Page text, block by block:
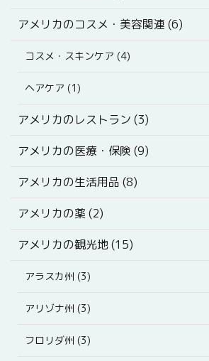
アメリカのコスメ・美容関連 (6)
コスメ・スキンケア (4)
ヘアケア (1)
アメリカのレストラン (3)
アメリカの医療・保険 (9)
アメリカの生活用品 (8)
アメリカの薬 (2)
アメリカの観光地 (15)
アラスカ州 (3)
アリゾナ州 (3)
フロリダ州 (3)